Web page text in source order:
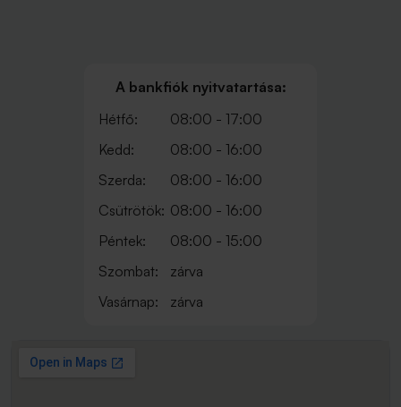
A bankfiók nyitvatartása:
Hétfő:
08:00 - 17:00
Kedd:
08:00 - 16:00
Szerda:
08:00 - 16:00
Csütrötök: 08:00 - 16:00
Péntek:
08:00 - 15:00
Szombat:
zárva
Vasárnap:
zárva